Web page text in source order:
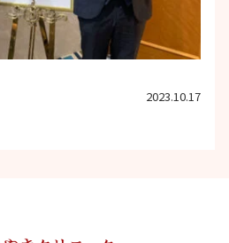
2023.10.17